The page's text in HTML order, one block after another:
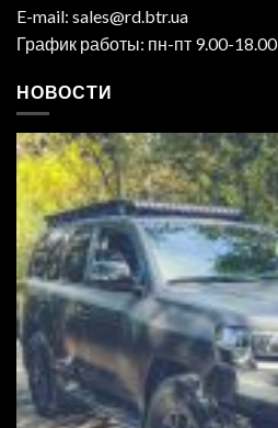
E-mail: sales@rd.btr.ua
График работы: пн-пт 9.00-18.00
НОВОСТИ